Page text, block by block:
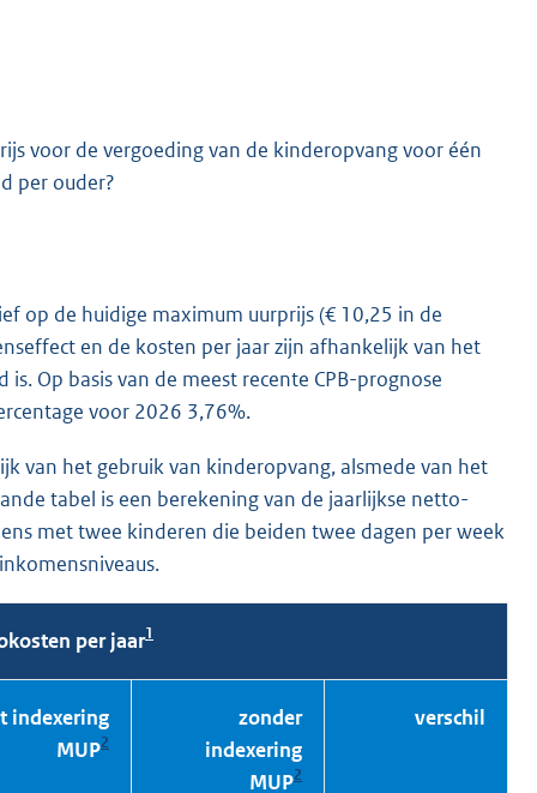
voor de vergoeding van de kinderopvang voor één
per ouder?
op de huidige maximum uurprijs (€ 10,25 in de
en de kosten per jaar zijn afhankelijk van het
Op basis van de meest recente CPB-prognose
voor 2026 3,76%.
van het gebruik van kinderopvang, alsmede van het
tabel is een berekening van de jaarlijkse netto-
met twee kinderen die beiden twee dagen per week
per jaar1
indexering
MUP2
zonder
indexering
MUP2
verschil